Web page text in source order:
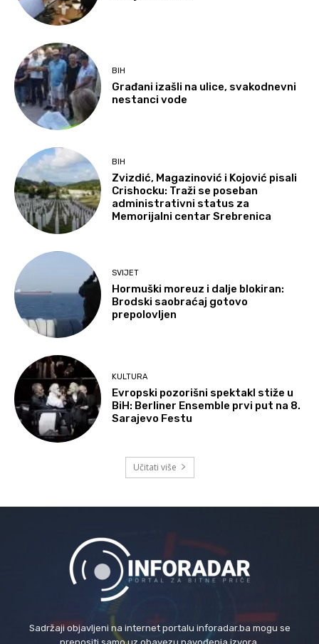
BIH
Građani izašli na ulice, svakodnevni
nestanci vode
BIH
Zvizdić, Magazinović i Kojović pisali
Crishocku: Traži se poseban
administrativni status za
Memorijalni centar Srebrenica
SVIJET
Hormuški moreuz i dalje blokiran:
Brodski saobraćaj gotovo
prepolovljen
KULTURA
Evropski pozorišni spektakl stiže u
BiH: Berliner Ensemble prvi put na 8.
Sarajevo Festu
Učitati više
Sadržaji objavljeni na internet portalu inforadar.ba mogu se